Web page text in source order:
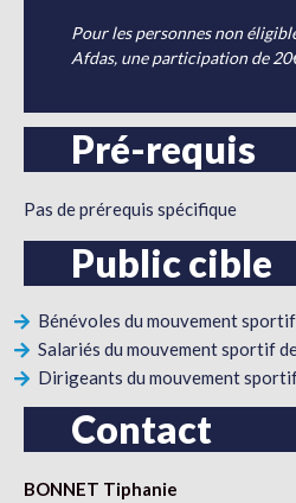
Pour les personnes non
Afdas, une participation de
Pré-requis
Pas de prérequis spécifique
Public cible
Bénévoles du mouvement
Salariés du mouvement sportif
Dirigeants du mouvement
Contact
BONNET Tiphanie